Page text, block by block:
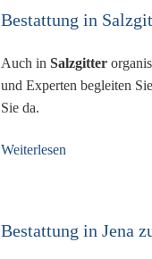
Bestattung in
Auch in Salzgitter
und Experten begleiten
Sie da.
Weiterlesen
Bestattung in Jena